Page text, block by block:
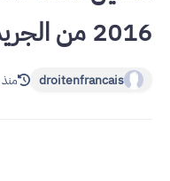
2016 من الجريدة الرسمية المغربية.
droitenfrancais منذ 9 سنة